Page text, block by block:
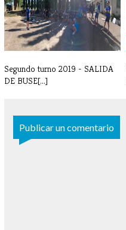
Segundo turno 2019 - SALIDA
DE BUSE[...]
Publicar un comentario